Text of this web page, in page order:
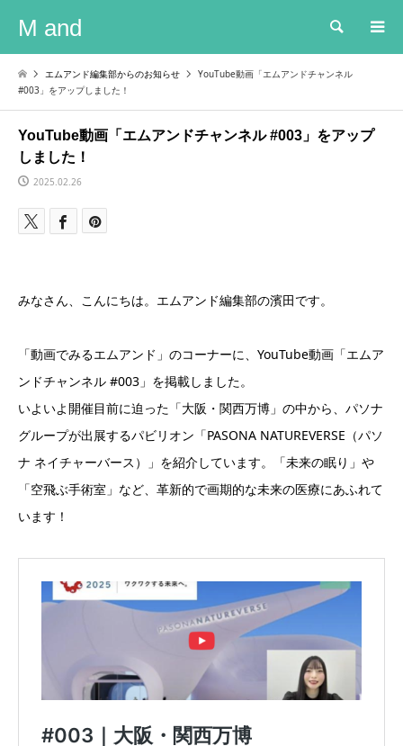
M and 検索
エムアンド編集部からのお知らせ
YouTube動画「エムアンドチャンネル
#003」をアップしました！
YouTube動画「エムアンドチャンネル #003」をアップ
しました！
2025.02.26
みなさん、こんにちは。エムアンド編集部の濱田です。
「動画でみるエムアンド」のコーナーに、YouTube動画「エムア
ンドチャンネル #003」を掲載しました。
いよいよ開催目前に迫った「大阪・関西万博」の中から、パソナ
グループが出展するパビリオン「PASONA NATUREVERSE（パソ
ナ ネイチャーバース）」を紹介しています。「未来の眠り」や
「空飛ぶ手術室」など、革新的で画期的な未来の医療にあふれて
います！